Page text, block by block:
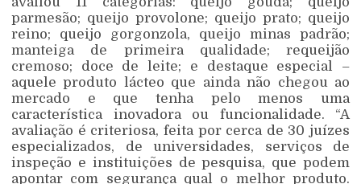
parmesão; queijo provolone; queijo prato; queijo
reino; queijo gorgonzola, queijo minas padrão;
manteiga de primeira qualidade; requeijão
cremoso; doce de leite; e destaque especial –
aquele produto lácteo que ainda não chegou ao
mercado e que tenha pelo menos uma
característica inovadora ou funcionalidade. “A
avaliação é criteriosa, feita por cerca de 30 juízes
especializados, de universidades, serviços de
inspeção e instituições de pesquisa, que podem
apontar com segurança qual o melhor produto.